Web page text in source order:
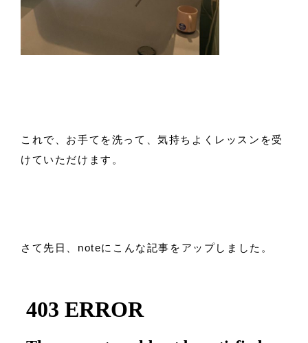
これで、お手てを洗って、気持ちよくレッスンを受
けていただけます。
さて先日、noteにこんな記事をアップしました。